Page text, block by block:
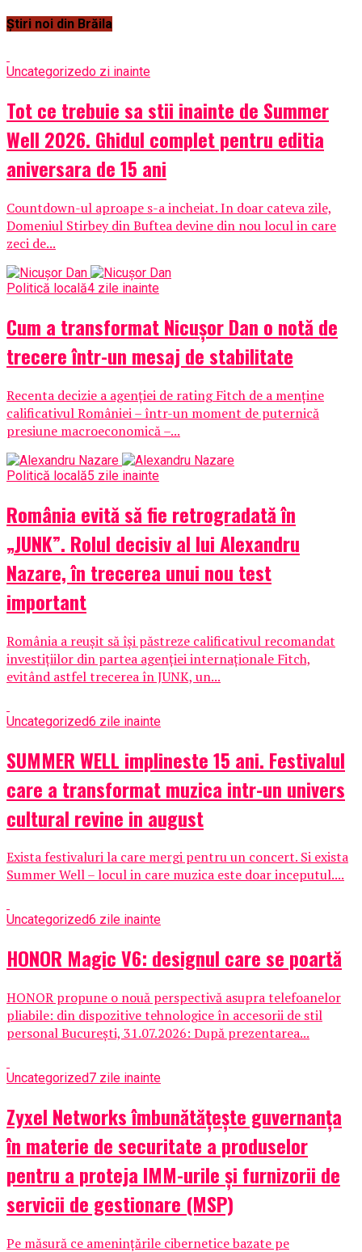
Știri noi din Brăila
Uncategorizedo zi inainte
Tot ce trebuie sa stii inainte de Summer
Well 2026. Ghidul complet pentru editia
aniversara de 15 ani
Countdown-ul aproape s-a incheiat. In doar cateva zile,
Domeniul Stirbey din Buftea devine din nou locul in care
zeci de...
Politică locală4 zile inainte
Cum a transformat Nicușor Dan o notă de
trecere într-un mesaj de stabilitate
Recenta decizie a agenției de rating Fitch de a menține
calificativul României – într-un moment de puternică
presiune macroeconomică –...
Politică locală5 zile inainte
România evită să fie retrogradată în
„JUNK”. Rolul decisiv al lui Alexandru
Nazare, în trecerea unui nou test
important
România a reușit să își păstreze calificativul recomandat
investițiilor din partea agenției internaționale Fitch,
evitând astfel trecerea în JUNK, un...
Uncategorized6 zile inainte
SUMMER WELL implineste 15 ani. Festivalul
care a transformat muzica intr-un univers
cultural revine in august
Exista festivaluri la care mergi pentru un concert. Si exista
Summer Well – locul in care muzica este doar inceputul....
Uncategorized6 zile inainte
HONOR Magic V6: designul care se poartă
HONOR propune o nouă perspectivă asupra telefoanelor
pliabile: din dispozitive tehnologice în accesorii de stil
personal București, 31.07.2026: După prezentarea...
Uncategorized7 zile inainte
Zyxel Networks îmbunătățește guvernanța
în materie de securitate a produselor
pentru a proteja IMM-urile și furnizorii de
servicii de gestionare (MSP)
Pe măsură ce amenințările cibernetice bazate pe